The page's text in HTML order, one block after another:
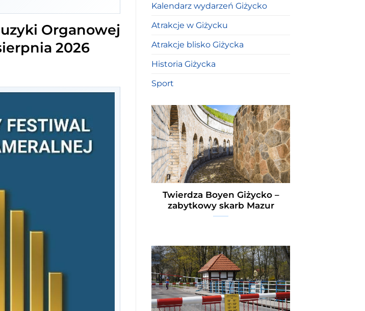
Organowej
2026
Kalendarz wydarzeń Giżycko
Atrakcje w Giżycku
Atrakcje blisko Giżycka
Historia Giżycka
Sport
Twierdza Boyen Giżycko –
zabytkowy skarb Mazur